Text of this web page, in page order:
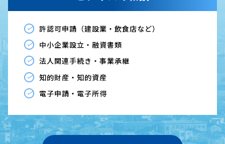
許認可申請（建設業・飲食店など）
中小企業設立・融資書類
法人関連手続き・事業承継
知的財産・知的資産
電子申請・電子所得